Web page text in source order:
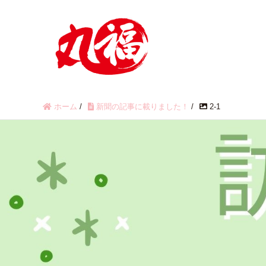
ホーム / 新聞の記事に載りました！ / 2-1